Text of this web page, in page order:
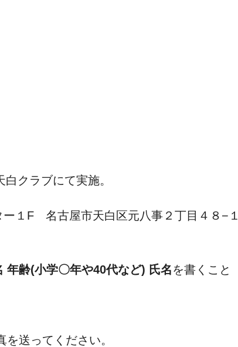
クラブにて実施。
ー１F 名古屋市天白区元八事２丁目４８−１
年齢(小学〇年や40代など) 氏名を書くこと
送ってください。